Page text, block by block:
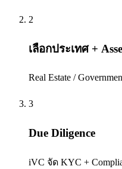
2
เลือกประเทศ +
Real Estate /
3
Due Diligence
iVC จัด KYC +